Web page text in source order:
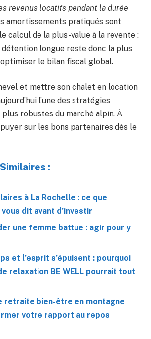
revenus locatifs pendant la durée
amortissements pratiqués sont
calcul de la plus-value à la revente :
longue reste donc la plus
le bilan fiscal global.
et mettre son chalet en location
l’une des stratégies
robustes du marché alpin. À
sur les bons partenaires dès le
:
à La Rochelle : ce que
dit avant d’investir
une femme battue : agir pour y
et l’esprit s’épuisent : pourquoi
relaxation BE WELL pourrait tout
retraite bien-être en montagne
votre rapport au repos